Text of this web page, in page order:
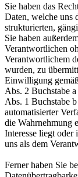
Sie haben das
Daten, welche uns
strukturierten,
Sie haben
Verantwortlichen
Verantwortlichem
wurden, zu
Einwilligung
Abs. 2 Buchstabe
Abs. 1 Buchstabe
automatisierter
die Wahrnehmung
Interesse liegt
uns als dem
Ferner haben Sie